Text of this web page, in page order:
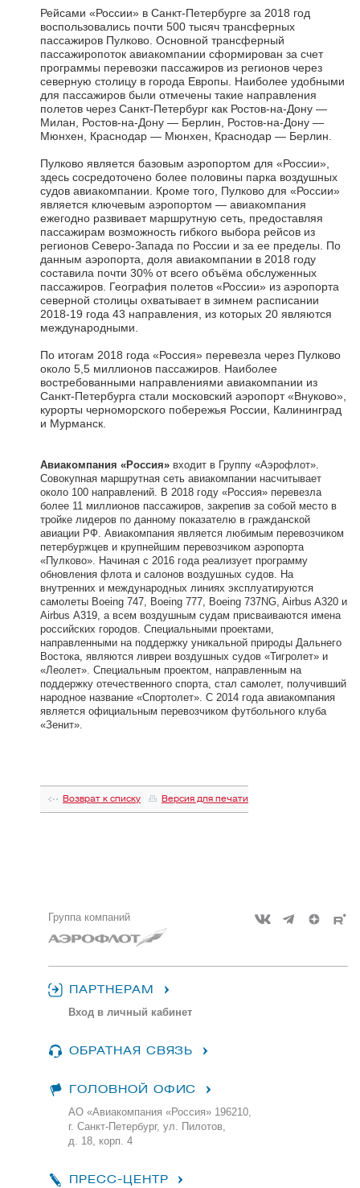
Рейсами «России» в Санкт-Петербурге за 2018 год
воспользовались почти 500 тысяч трансферных
пассажиров Пулково. Основной трансферный
пассажиропоток авиакомпании сформирован за счет
программы перевозки пассажиров из регионов через
северную столицу в города Европы. Наиболее удобными
для пассажиров были отмечены такие направления
полетов через Санкт-Петербург как Ростов-на-Дону —
Милан, Ростов-на-Дону — Берлин, Ростов-на-Дону —
Мюнхен, Краснодар — Мюнхен, Краснодар — Берлин.
Пулково является базовым аэропортом для «России»,
здесь сосредоточено более половины парка воздушных
судов авиакомпании. Кроме того, Пулково для «России»
является ключевым аэропортом — авиакомпания
ежегодно развивает маршрутную сеть, предоставляя
пассажирам возможность гибкого выбора рейсов из
регионов Северо-Запада по России и за ее пределы. По
данным аэропорта, доля авиакомпании в 2018 году
составила почти 30% от всего объёма обслуженных
пассажиров. География полетов «России» из аэропорта
северной столицы охватывает в зимнем расписании
2018-19 года 43 направления, из которых 20 являются
международными.
По итогам 2018 года «Россия» перевезла через Пулково
около 5,5 миллионов пассажиров. Наиболее
востребованными направлениями авиакомпании из
Санкт-Петербурга стали московский аэропорт «Внуково»,
курорты черноморского побережья России, Калининград
и Мурманск.
Авиакомпания «Россия» входит в Группу «Аэрофлот».
Совокупная маршрутная сеть авиакомпании насчитывает
около 100 направлений. В 2018 году «Россия» перевезла
более 11 миллионов пассажиров, закрепив за собой место в
тройке лидеров по данному показателю в гражданской
авиации РФ. Авиакомпания является любимым перевозчиком
петербуржцев и крупнейшим перевозчиком аэропорта
«Пулково». Начиная с 2016 года реализует программу
обновления флота и салонов воздушных судов. На
внутренних и международных линиях эксплуатируются
самолеты Boeing 747, Boeing 777, Boeing 737NG, Airbus A320 и
Airbus А319, а всем воздушным судам присваиваются имена
российских городов. Специальными проектами,
направленными на поддержку уникальной природы Дальнего
Востока, являются ливреи воздушных судов «Тигролет» и
«Леолет». Специальным проектом, направленным на
поддержку отечественного спорта, стал самолет, получивший
народное название «Спортолет». С 2014 года авиакомпания
является официальным перевозчиком футбольного клуба
«Зенит».
Возврат к списку Версия для печати
Группа компаний
ПАРТНЕРАМ
Вход в личный кабинет
ОБРАТНАЯ СВЯЗЬ
ГОЛОВНОЙ ОФИС
АО «Авиакомпания «Россия» 196210,
г. Санкт-Петербург, ул. Пилотов,
д. 18, корп. 4
ПРЕСС-ЦЕНТР